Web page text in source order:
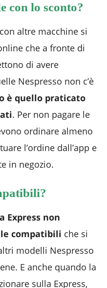
con lo sconto?
altre macchine si
che a fronte di
di avere
Nespresso non c’è
è quello praticato
. Per non pagare le
ordinare almeno
l’ordine dall’app e
in negozio.
Express non
compatibili che si
modelli Nespresso
E anche quando la
sulla Express,